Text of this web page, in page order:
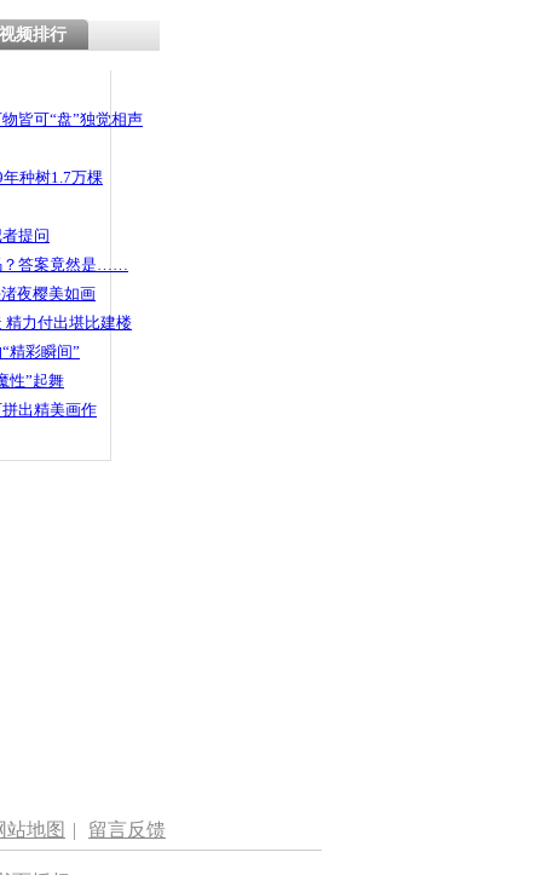
频排行
皆可“盘”独觉相声
种树1.7万棵
提问
？答案竟然是……
夜樱美如画
精力付出堪比建楼
精彩瞬间”
性”起舞
出精美画作
站地图 | 留言反馈